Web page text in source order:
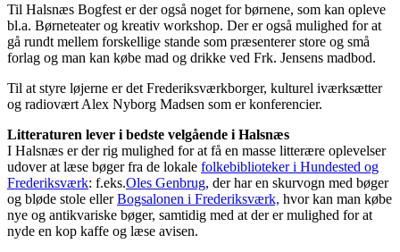
Til Halsnæs Bogfest er der også noget for børnene, som kan opleve
bl.a. Børneteater og kreativ workshop. Der er også mulighed for at
gå rundt mellem forskellige stande som præsenterer store og små
forlag og man kan købe mad og drikke ved Frk. Jensens madbod.
Til at styre løjerne er det Frederiksværkborger, kulturel iværksætter
og radiovært Alex Nyborg Madsen som er konferencier.
Litteraturen lever i bedste velgående i Halsnæs
I Halsnæs er der rig mulighed for at få en masse litterære oplevelser
udover at læse bøger fra de lokale folkebiblioteker i Hundested og
Frederiksværk: f.eks.Oles Genbrug, der har en skurvogn med bøger
og bløde stole ellerBogsalonen i Frederiksværk, hvor kan man købe
nye og antikvariske bøger, samtidig med at der er mulighed for at
nyde en kop kaffe og læse avisen.